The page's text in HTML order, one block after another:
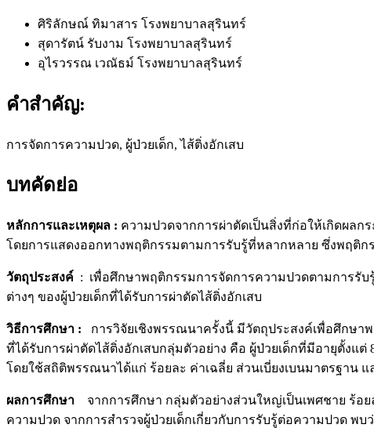
ศิริลักษณ์ ทิมาสาร โรงพยาบาลสุรินทร์
สุดารัตน์ รับงาม โรงพยาบาลสุรินทร์
อุไรวรรณ เวณัธม์ โรงพยาบาลสุรินทร์
คำสำคัญ:
การจัดการความปวด, ผู้ป่วยเด็ก, ไส้ติ่งอักเสบ
บทคัดย่อ
หลักการและเหตุผล : ความปวดจากการผ่าตัดเป็นสิ่งที่ก่อให้เกิดผล
โดยการแสดงออกทางพฤติกรรมตามการรับรู้ที่หลากหลาย ซึ่งพฤติ
วัตถุประสงค์ : เพื่อศึกษาพฤติกรรมการจัดการความปวดตามการรับ
ต่างๆ ของผู้ป่วยเด็กที่ได้รับการผ่าตัดไส้ติ่งอักเสบ
วิธีการศึกษา :
การวิจัยเชิงพรรณนาครั้งนี้ มีวัตถุประสงค์เพื่อศึกษา
ที่ได้รับการผ่าตัดไส้ติ่งอักเสบกลุ่มตัวอย่าง คือ ผู้ป่วยเด็กที่มีอายุตั้งแ
โดยใช้สถิติพรรณนาได้แก่ ร้อยละ ค่าเฉลี่ย ส่วนเบี่ยงเบนมาตรฐาน แล
ผลการศึกษา
จากการศึกษา กลุ่มตัวอย่างส่วนใหญ่เป็นเพศชาย ร้อย
ความปวด จากการสำรวจผู้ป่วยเด็กเกี่ยวกับการรับรู้ต่อความปวด พ